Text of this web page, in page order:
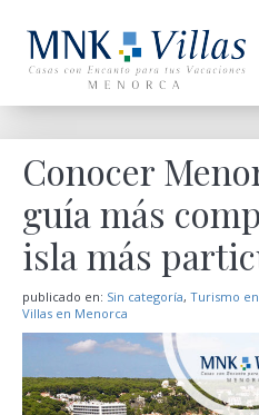
Conocer
guía más
isla más
publicado en: Sin categoría, Turismo
Villas en Menorca